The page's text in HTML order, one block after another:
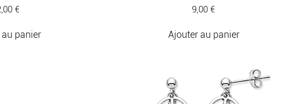
€
panier
Prix
9,00 €
Ajouter au panier